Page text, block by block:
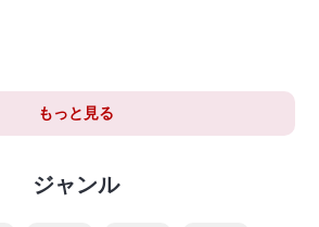
もっと見る
ジャンル